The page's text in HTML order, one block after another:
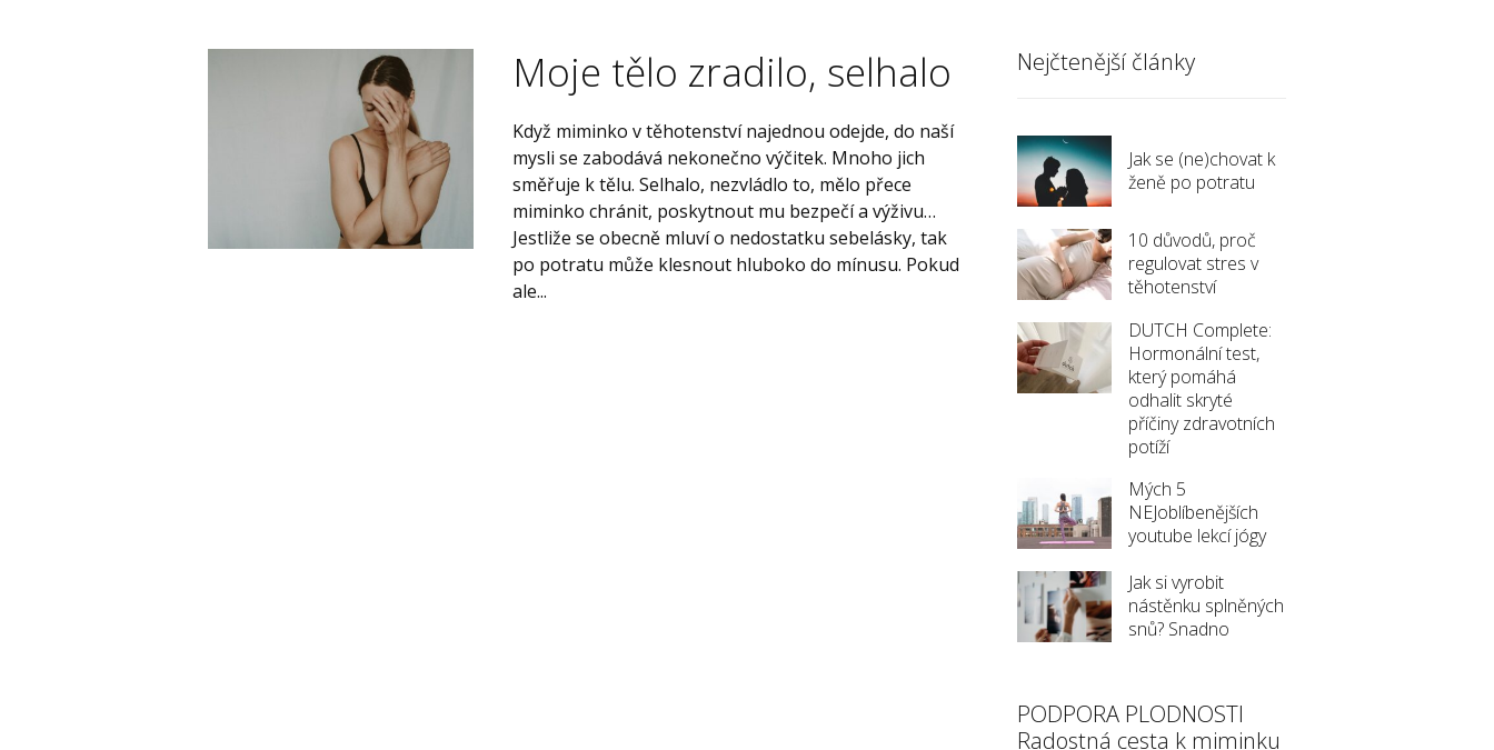
Moje tělo zradilo, selhalo
Když miminko v těhotenství najednou odejde, do naší
mysli se zabodává nekonečno výčitek. Mnoho jich
směřuje k tělu. Selhalo, nezvládlo to, mělo přece
miminko chránit, poskytnout mu bezpečí a výživu…
Jestliže se obecně mluví o nedostatku sebelásky, tak
po potratu může klesnout hluboko do mínusu. Pokud
ale...
Nejčtenější články
Jak se (ne)chovat k
ženě po potratu
10 důvodů, proč
regulovat stres v
těhotenství
DUTCH Complete:
Hormonální test,
který pomáhá
odhalit skryté
příčiny zdravotních
potíží
Mých 5
NEJoblíbenějších
youtube lekcí jógy
Jak si vyrobit
nástěnku splněných
snů? Snadno
PODPORA PLODNOSTI
Radostná cesta k miminku